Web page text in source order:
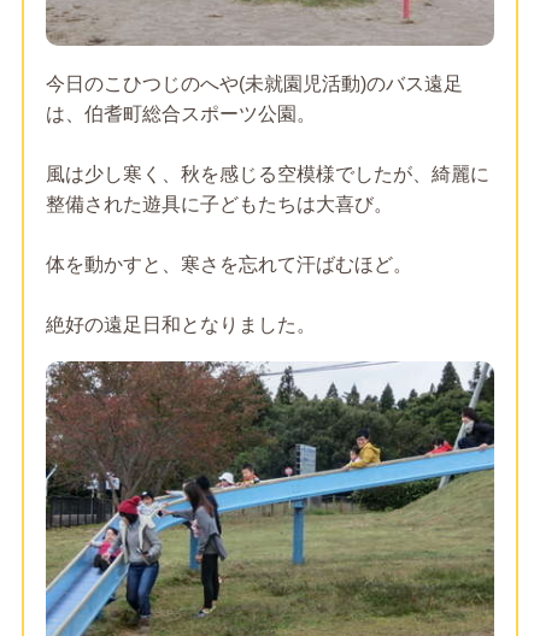
今日のこひつじのへや(未就園児活動)のバス遠足
は、伯耆町総合スポーツ公園。
風は少し寒く、秋を感じる空模様でしたが、綺麗に
整備された遊具に子どもたちは大喜び。
体を動かすと、寒さを忘れて汗ばむほど。
絶好の遠足日和となりました。